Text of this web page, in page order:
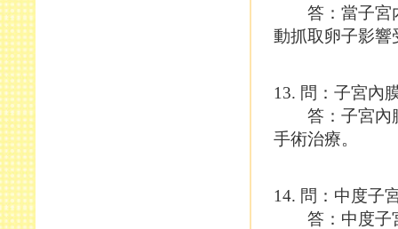
答：當子宮內
動抓取卵子影響
13. 問：子宮內
答：子宮內膜
手術治療。
14. 問：中度子
答：中度子宮